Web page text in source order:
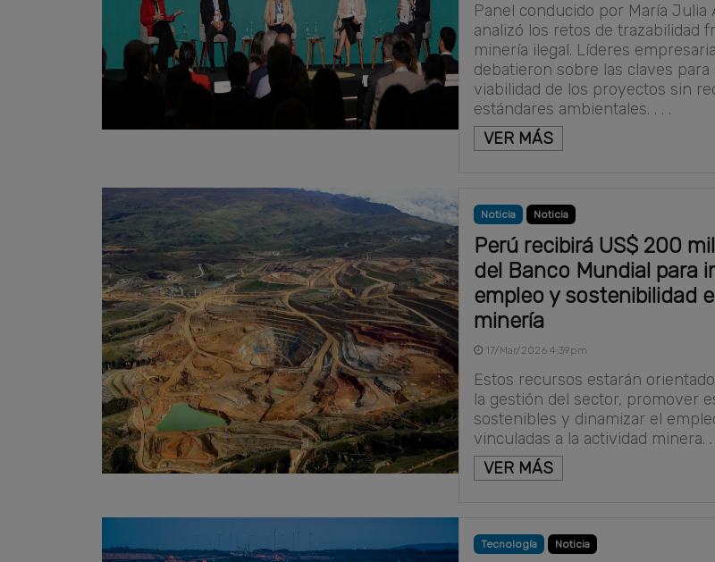
Panel conducido por María Julia
analizó los retos de trazabilidad
minería ilegal. Líderes
debatieron sobre las claves para
viabilidad de los proyectos sin
estándares ambientales. . . .
VER MÁS
Noticia Noticia
Perú recibirá US$ 200
del Banco Mundial para
empleo y sostenibilidad
minería
17/Mar/2026 4:39pm
Estos recursos estarán
la gestión del sector, promover
sostenibles y dinamizar el
vinculadas a la actividad minera. .
VER MÁS
Tecnología Noticia